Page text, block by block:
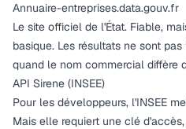
Annuaire-entreprises.data.gouv.fr
Le site officiel de l'État. Fiable,
basique. Les résultats ne sont
quand le nom commercial diffère
API Sirene (INSEE)
Pour les développeurs, l'INSEE
Mais elle requiert une clé